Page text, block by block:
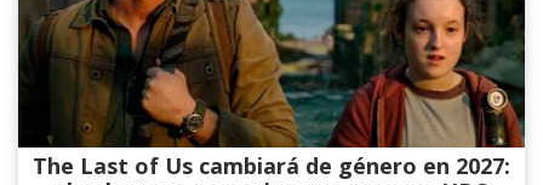
The Last of Us cambiará de género en 2027: